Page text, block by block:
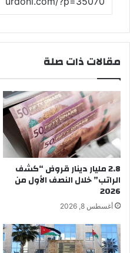
مقالات ذات صلة
2.8 مليار دينار قروض “كشف
الراتب” خلال النصف الأول من
2026
أغسطس 8, 2026